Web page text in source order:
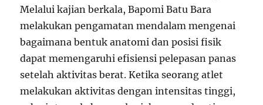
Melalui kajian berkala, Bapomi Batu Bara
melakukan pengamatan mendalam mengenai
bagaimana bentuk anatomi dan posisi fisik
dapat memengaruhi efisiensi pelepasan panas
setelah aktivitas berat. Ketika seorang atlet
melakukan aktivitas dengan intensitas tinggi,